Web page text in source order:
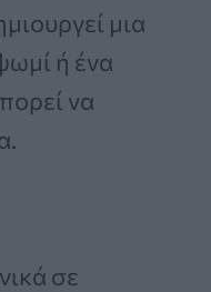
μια
ή ένα
να
σε